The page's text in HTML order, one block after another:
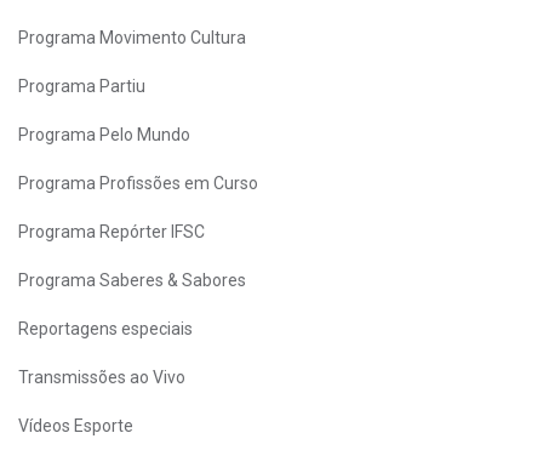
Programa Movimento Cultura
Programa Partiu
Programa Pelo Mundo
Programa Profissões em Curso
Programa Repórter IFSC
Programa Saberes & Sabores
Reportagens especiais
Transmissões ao Vivo
Vídeos Esporte